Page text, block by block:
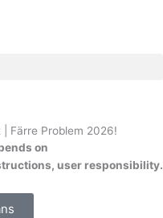
| Färre Problem 2026!
on
user responsibility.